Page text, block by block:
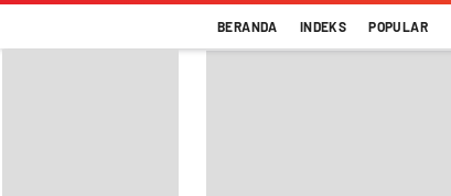
BERANDA INDEKS POPULAR